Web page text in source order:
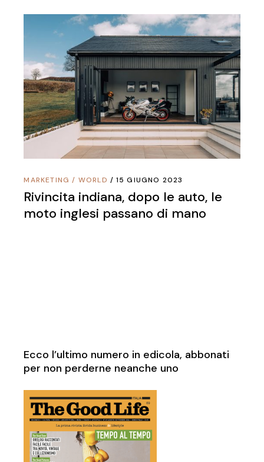
MARKETING / WORLD 15 GIUGNO 2023
Rivincita indiana, dopo le auto, le
moto inglesi passano di mano
Ecco l’ultimo numero in edicola, abbonati
per non perderne neanche uno